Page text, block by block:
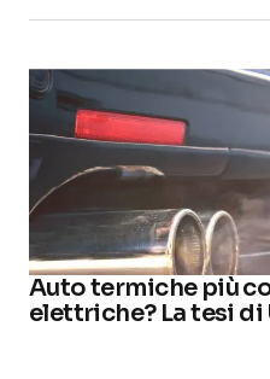
Auto termiche più
elettriche? La tesi di